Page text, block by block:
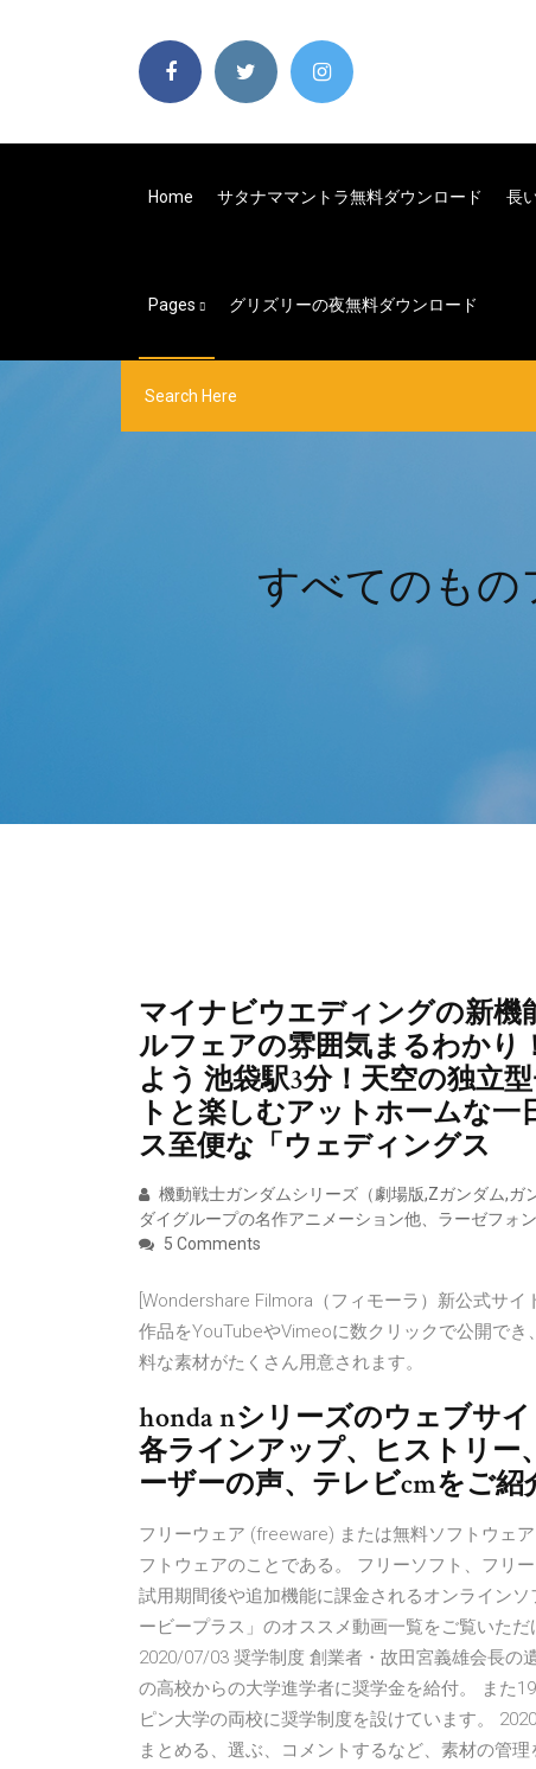
Home サタナママントラ無料ダウンロード 長
Pages グリズリーの夜無料ダウンロード
すべてのもの
マイナビウエディングの新
ルフェアの雰囲気まるわかり
よう 池袋駅3分！天空の独立
トと楽しむアットホームな
ス至便な「ウェディングス
機動戦士ガンダムシリーズ（劇場版,Zガンダム,
ダイグループの名作アニメーション他、ラーゼフォ
5 Comments
[Wondershare Filmora（フィモーラ）新公式サ
作品をYouTubeやVimeoに数クリックで公開で
料な素材がたくさん用意されます。
honda nシリーズのウェブサ
各ラインアップ、ヒストリー
ーザーの声、テレビcmをご紹
フリーウェア (freeware) または無料ソフトウェ
フトウェアのことである。 フリーソフト、フリ
試用期間後や追加機能に課金されるオンライン
ービープラス」のオススメ動画一覧をご覧いた
2020/07/03 奨学制度 創業者・故田宮義雄会長の
の高校からの大学進学者に奨学金を給付。 また
ピン大学の両校に奨学制度を設けています。
まとめる、選ぶ、コメントするなど、素材の管